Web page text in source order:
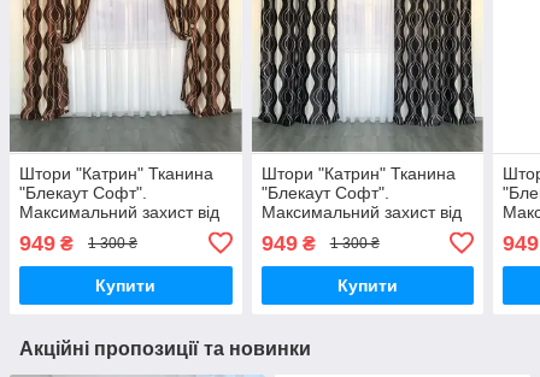
Штори "Катрин" Тканина
"Блекаут Софт".
Максимальний захист від
949 ₴ 1 300 ₴
Купити
Штори "Катрин" Тканина
"Блекаут Софт".
Максимальний захист від
949₴ 1 300 ₴
Купити
949
Акційні пропозиції та новинки